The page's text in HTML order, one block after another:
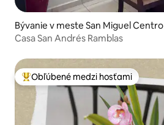
Bývanie v meste San Miguel Centro
Casa San Andrés Ramblas
Najobľúbenejšie medzi hosťami
Obľúbené medzi hosťami